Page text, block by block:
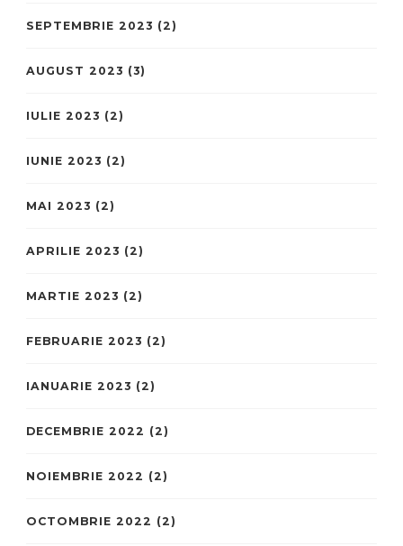
SEPTEMBRIE 2023 (2)
AUGUST 2023 (3)
IULIE 2023 (2)
IUNIE 2023 (2)
MAI 2023 (2)
APRILIE 2023 (2)
MARTIE 2023 (2)
FEBRUARIE 2023 (2)
IANUARIE 2023 (2)
DECEMBRIE 2022 (2)
NOIEMBRIE 2022 (2)
OCTOMBRIE 2022 (2)